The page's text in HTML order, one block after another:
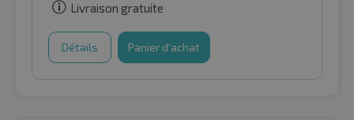
Livraison gratuite
Détails Panier d'achat